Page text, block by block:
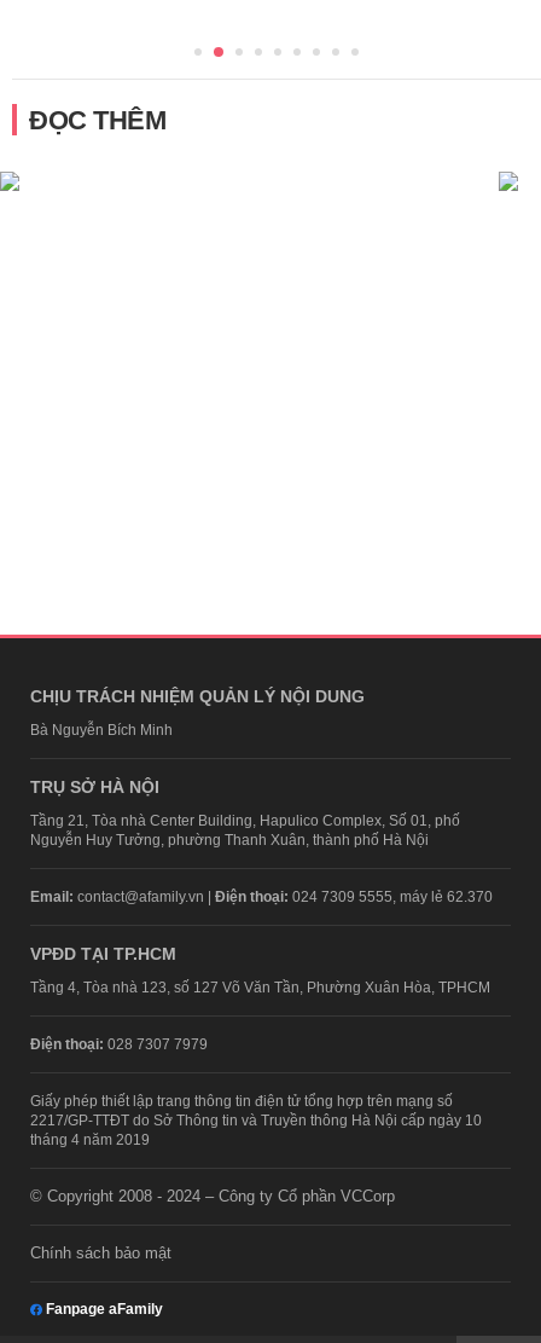
ĐỌC THÊM
CHỊU TRÁCH NHIỆM QUẢN LÝ NỘI DUNG
Bà Nguyễn Bích Minh
TRỤ SỞ HÀ NỘI
Tầng 21, Tòa nhà Center Building, Hapulico Complex, Số 01, phố
Nguyễn Huy Tưởng, phường Thanh Xuân, thành phố Hà Nội
Email: contact@afamily.vn | Điện thoại: 024 7309 5555, máy lẻ 62.370
VPĐD TẠI TP.HCM
Tầng 4, Tòa nhà 123, số 127 Võ Văn Tần, Phường Xuân Hòa, TPHCM
Điện thoại: 028 7307 7979
Giấy phép thiết lập trang thông tin điện tử tổng hợp trên mạng số
2217/GP-TTĐT do Sở Thông tin và Truyền thông Hà Nội cấp ngày 10
tháng 4 năm 2019
© Copyright 2008 - 2024 – Công ty Cổ phần VCCorp
Chính sách bảo mật
Fanpage aFamily